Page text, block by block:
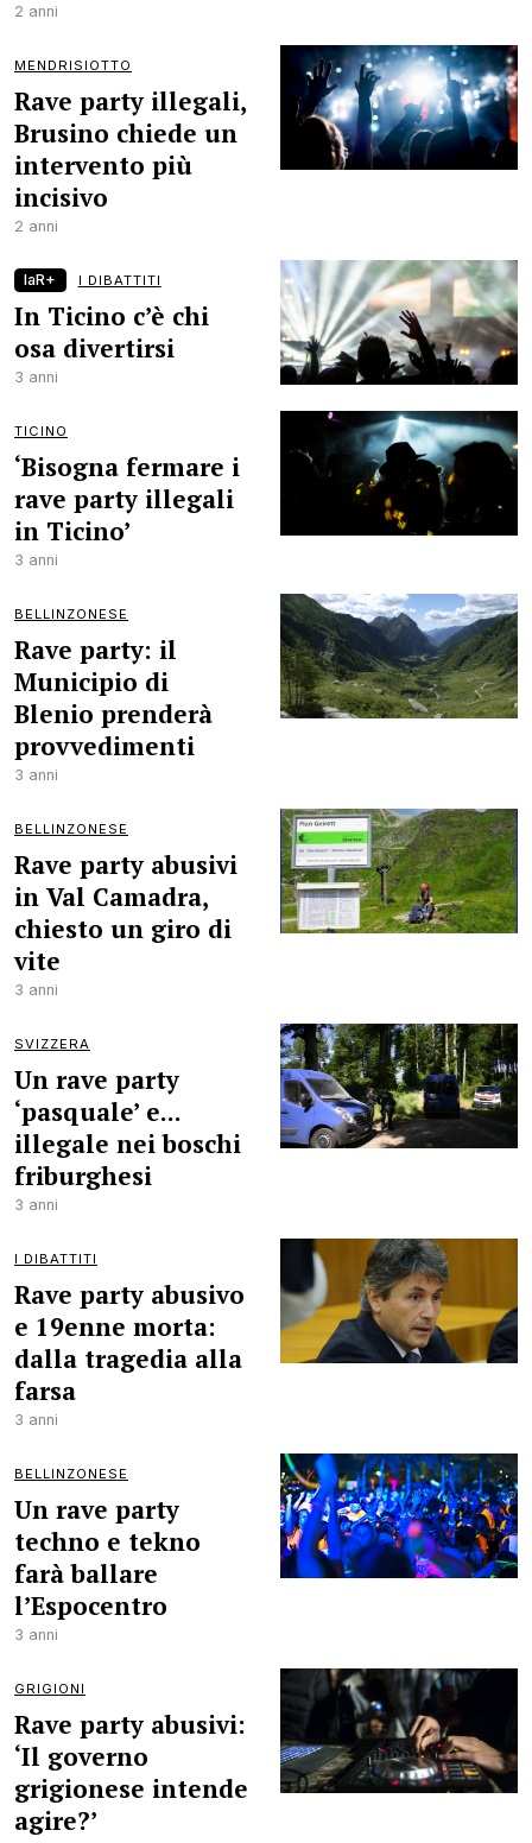
2 anni
MENDRISIOTTO
Rave party illegali,
Brusino chiede un
intervento più
incisivo
2 anni
laR+ I DIBATTITI
In Ticino c’è chi
osa divertirsi
3 anni
TICINO
‘Bisogna fermare i
rave party illegali
in Ticino’
3 anni
BELLINZONESE
Rave party: il
Municipio di
Blenio prenderà
provvedimenti
3 anni
BELLINZONESE
Rave party abusivi
in Val Camadra,
chiesto un giro di
vite
3 anni
SVIZZERA
Un rave party
‘pasquale’ e...
illegale nei boschi
friburghesi
3 anni
I DIBATTITI
Rave party abusivo
e 19enne morta:
dalla tragedia alla
farsa
3 anni
BELLINZONESE
Un rave party
techno e tekno
farà ballare
l’Espocentro
3 anni
GRIGIONI
Rave party abusivi:
‘Il governo
grigionese intende
agire?’